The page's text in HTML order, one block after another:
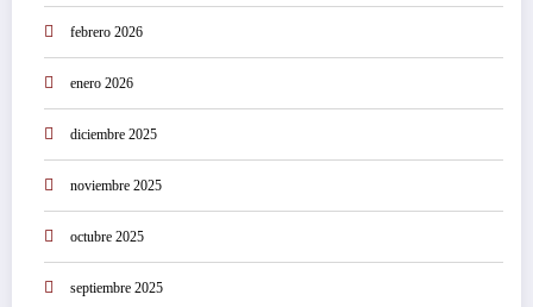
febrero 2026
enero 2026
diciembre 2025
noviembre 2025
octubre 2025
septiembre 2025